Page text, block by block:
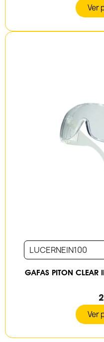
Ver
LUCERNEIN100
GAFAS PITON
Ver